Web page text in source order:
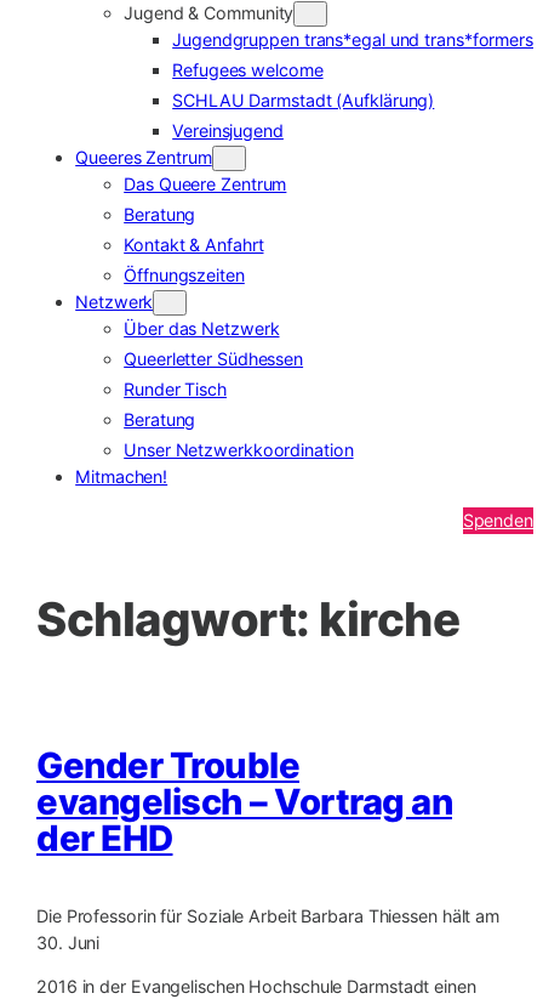
Jugend & Community
Jugendgruppen trans*egal und trans*formers
Refugees welcome
SCHLAU Darmstadt (Aufklärung)
Vereinsjugend
Queeres Zentrum
Das Queere Zentrum
Beratung
Kontakt & Anfahrt
Öffnungszeiten
Netzwerk
Über das Netzwerk
Queerletter Südhessen
Runder Tisch
Beratung
Unser Netzwerkkoordination
Mitmachen!
Spenden
Schlagwort: kirche
Gender Trouble
evangelisch – Vortrag an
der EHD
Die Professorin für Soziale Arbeit Barbara Thiessen hält am
30. Juni
2016 in der Evangelischen Hochschule Darmstadt einen